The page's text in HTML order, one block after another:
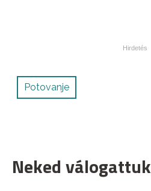
Potovanje
Neked válogattuk